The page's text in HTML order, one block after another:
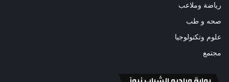
رياضة وملاعب
صحه و طب
علوم وتكنولوجيا
مجتمع